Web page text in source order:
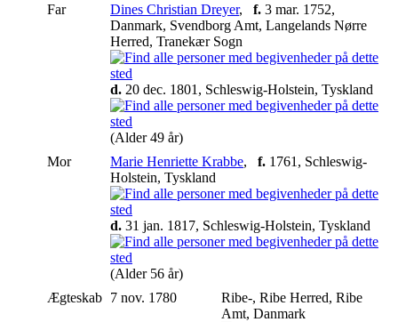
Far Dines Christian Dreyer, f. 3 mar. 1752,
Danmark, Svendborg Amt, Langelands Nørre
Herred, Tranekær Sogn
d. 20 dec. 1801, Schleswig-Holstein, Tyskland
(Alder 49 år)
Mor
Marie Henriette Krabbe, f. 1761, Schleswig-
Holstein, Tyskland
d. 31 jan. 1817, Schleswig-Holstein, Tyskland
(Alder 56 år)
Ægteskab 7 nov. 1780
Ribe-, Ribe Herred, Ribe
Amt, Danmark